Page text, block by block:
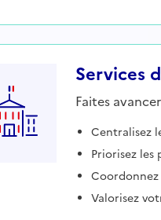
Services
Faites
Centralisez
Priorisez les
Coordonnez
Valorisez